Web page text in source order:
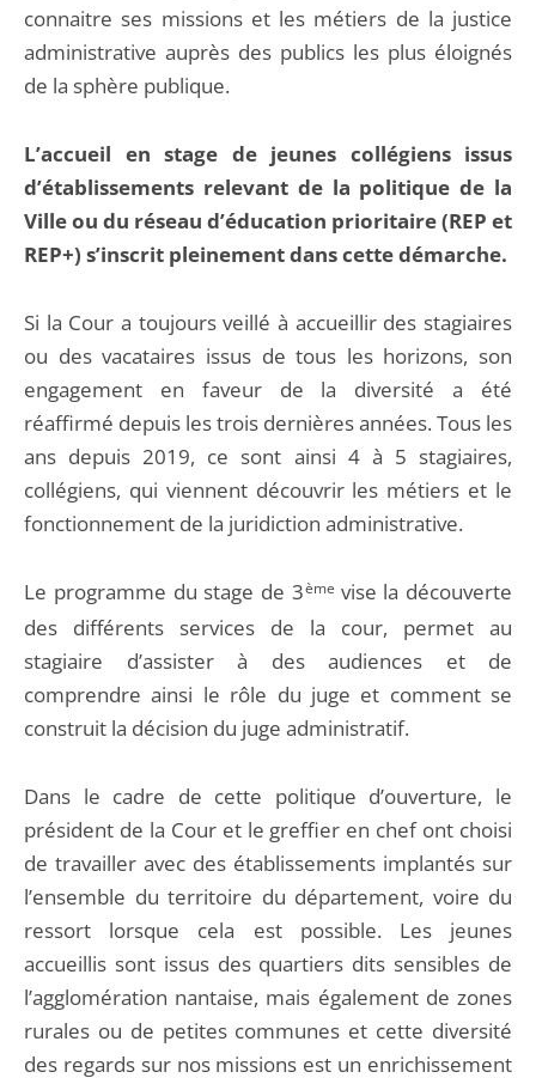
connaitre ses missions et les métiers de la justice
administrative auprès des publics les plus éloignés
de la sphère publique.
L’accueil en stage de jeunes collégiens issus
d’établissements relevant de la politique de la
Ville ou du réseau d’éducation prioritaire (REP et
REP+) s’inscrit pleinement dans cette démarche.
Si la Cour a toujours veillé à accueillir des stagiaires
ou des vacataires issus de tous les horizons, son
engagement en faveur de la diversité a été
réaffirmé depuis les trois dernières années. Tous les
ans depuis 2019, ce sont ainsi 4 à 5 stagiaires,
collégiens, qui viennent découvrir les métiers et le
fonctionnement de la juridiction administrative.
Le programme du stage de 3èmevise la découverte
des différents services de la cour, permet au
stagiaire d’assister à des audiences et de
comprendre ainsi le rôle du juge et comment se
construit la décision du juge administratif.
Dans le cadre de cette politique d’ouverture, le
président de la Cour et le greffier en chef ont choisi
de travailler avec des établissements implantés sur
l’ensemble du territoire du département, voire du
ressort lorsque cela est possible. Les jeunes
accueillis sont issus des quartiers dits sensibles de
l’agglomération nantaise, mais également de zones
rurales ou de petites communes et cette diversité
des regards sur nos missions est un enrichissement